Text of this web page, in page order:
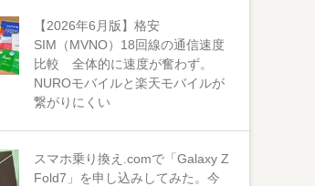
【2026年6月版】格安
SIM（MVNO）18回線の通信速度
比較 全体的に速度が奮わず。
NUROモバイルと楽天モバイルが
繋がりにくい
スマホ乗り換え.comで「Galaxy Z
Fold7」を申し込みしてみた。今